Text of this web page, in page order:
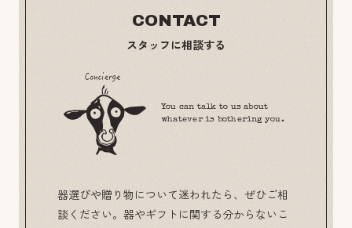
CONTACT
スタッフに相談する
You can talk to us about
whatever is bothering you.
器選びや贈り物について迷われたら、ぜひご相
談ください。器やギフトに関する分からないこ